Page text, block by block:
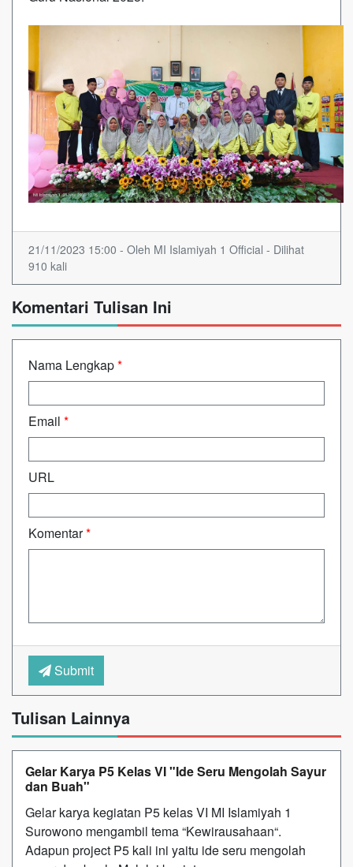
21/11/2023 15:00 - Oleh MI Islamiyah 1 Official - Dilihat
910 kali
Komentari Tulisan Ini
Nama Lengkap*
Email *
URL
Komentar*
Submit
Tulisan Lainnya
Gelar Karya P5 Kelas VI "Ide Seru Mengolah Sayur
dan Buah"
Gelar karya kegiatan P5 kelas VI MI Islamiyah 1
Surowono mengambil tema “Kewirausahaan“.
Adapun project P5 kali ini yaitu ide seru mengolah